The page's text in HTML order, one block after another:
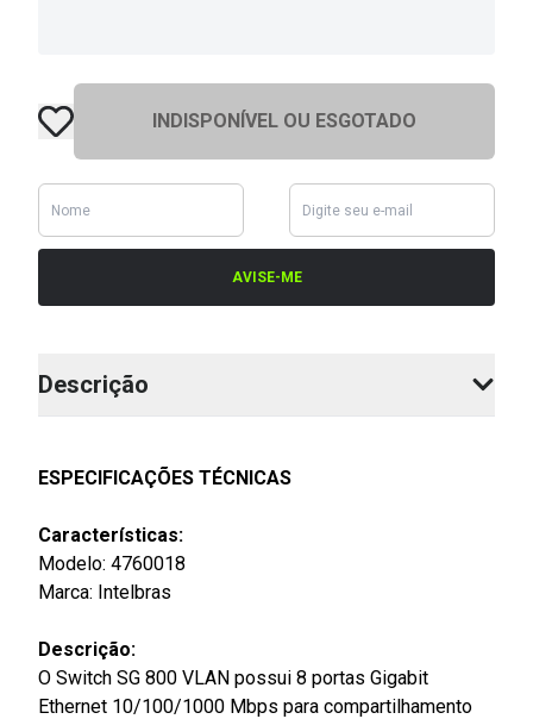
INDISPONÍVEL OU ESGOTADO
AVISE-ME
Descrição
ESPECIFICAÇÕES TÉCNICAS
Características:
Modelo: 4760018
Marca: Intelbras
Descrição:
O Switch SG 800 VLAN possui 8 portas Gigabit
Ethernet 10/100/1000 Mbps para compartilhamento